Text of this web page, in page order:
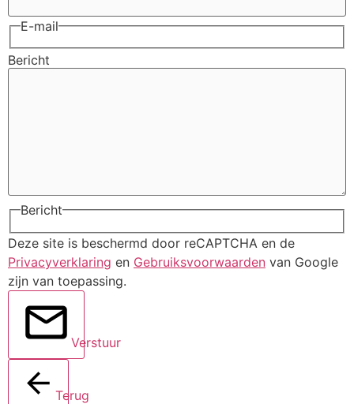
E-mail
Bericht
Bericht
Deze site is beschermd door reCAPTCHA en de
Privacyverklaring en Gebruiksvoorwaarden van Google
zijn van toepassing.
Verstuur
Terug